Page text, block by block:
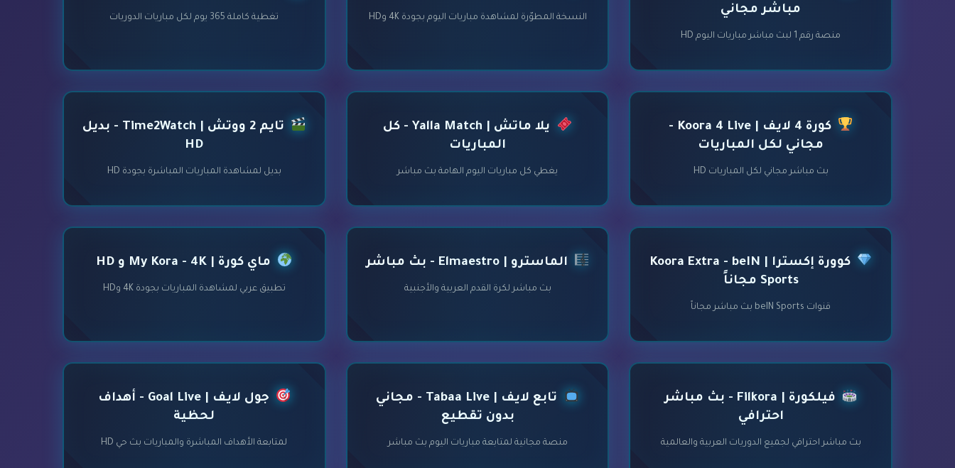
مباشر مجاني
منصة رقم 1 لبث مباشر مباريات اليوم HD
النسخة المطوّرة لمشاهدة مباريات اليوم بجودة 4K وHD تغطية كاملة 365 يوم لكل مباريات الدوريات
كورة 4 لايف | Koora 4 Live -
مجاني لكل المباريات
بث مباشر مجاني لكل المباريات HD
يلا ماتش | Yalla Match - كل
المباريات
يغطي كل مباريات اليوم الهامة بث مباشر
تايم 2 ووتش | Time2Watch - بديل
HD
بديل لمشاهدة المباريات المباشرة بجودة HD
كوورة إكسترا | Koora Extra - beIN
Sports مجاناً
قنوات beIN Sports بث مباشر مجاناً
الماسترو | Elmaestro - بث مباشر
بث مباشر لكرة القدم العربية والأجنبية
ماي كورة | My Kora - 4K و HD
تطبيق عربي لمشاهدة المباريات بجودة 4K وHD
فيلكورة | Filkora - بث مباشر
احترافي
بث مباشر احترافي لجميع الدوريات العربية والعالمية
تابع لايف | Tabaa Live - مجاني
بدون تقطيع
منصة مجانية لمتابعة مباريات اليوم بث مباشر
جول لايف | Goal Live - أهداف
لحظية
لمتابعة الأهداف المباشرة والمباريات بث حي HD